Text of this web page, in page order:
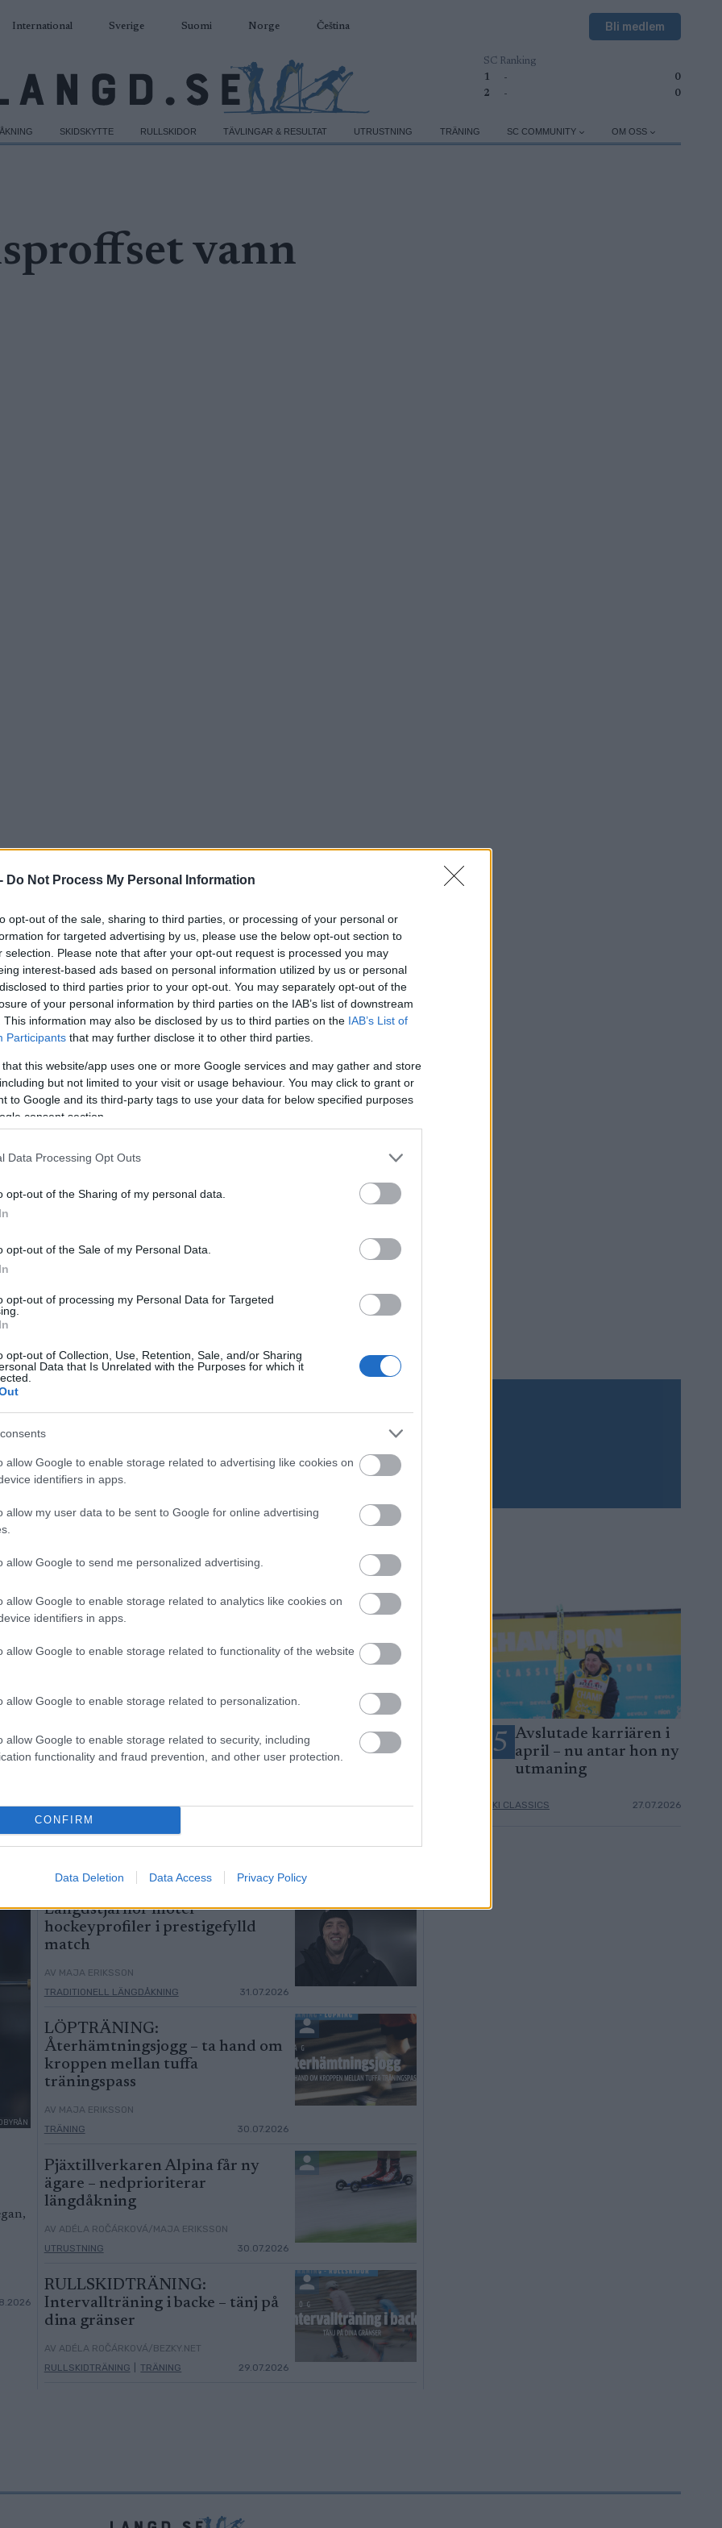
Do Not Process My Personal Information
opt-out of the sale, sharing to third parties, or processing of your personal or
for targeted advertising by us, please use the below opt-out section to
selection. Please note that after your opt-out request is processed you may
interest-based ads based on personal information utilized by us or personal
to third parties prior to your opt-out. You may separately opt-out of the
of your personal information by third parties on the IAB’s list of downstream
This information may also be disclosed by us to third parties on the IAB’s List of
Participants that may further disclose it to other third parties.
that this website/app uses one or more Google services and may gather and store
but not limited to your visit or usage behaviour. You may click to grant or
to Google and its third-party tags to use your data for below specified purposes
consent section.
Data Processing Opt Outs
opt-out of the Sharing of my personal data.
opt-out of the Sale of my Personal Data.
opt-out of processing my Personal Data for Targeted
opt-out of Collection, Use, Retention, Sale, and/or Sharing
Data that Is Unrelated with the Purposes for which it
allow Google to enable storage related to advertising like cookies on
identifiers in apps.
allow my user data to be sent to Google for online advertising
allow Google to send me personalized advertising.
allow Google to enable storage related to analytics like cookies on
identifiers in apps.
allow Google to enable storage related to functionality of the website
allow Google to enable storage related to personalization.
allow Google to enable storage related to security, including
functionality and fraud prevention, and other user protection.
CONFIRM
Data Deletion Data Access Privacy Policy
International Sverige Suomi Norge Čeština Bli medlem
SC Ranking
1
-
0
2
- 0
SKIDSKYTTE RULLSKIDOR TÄVLINGAR & RESULTAT UTRUSTNING TRÄNING SC COMMUNITY OM OSS
vann
för en kämpainsats i de utmanande förhållandena
den 25:e februari i blöta förhållanden.
ut med att delar av Vasaloppsspåret var avstängt på
dock genomföras trots att det var blött på sina ställen.
upprepa sig?
precis som Vasaloppet 30. Men genom att runda
Kristian Ek med en måltid av 2:06:14. Ek var
spelade bland annat för GIF Sundsvall. Efter
där han har flera framskjutna placeringar.
snabbast med tiden 2:24:37.
01.07.2026
3 Direkt från OS till
seger i Skinnarloppet
| SKI CLASSICS 15.02.2026
4
Klar för Northugs
team – efter
SKI CLASSICS
5 Avslutade karriären i
april – nu antar hon ny
utmaning
SKI CLASSICS 27.07.2026
Längdstjärnor möter
hockeyprofiler i prestigefylld
match
AV MAJA ERIKSSON
TRADITIONELL LÄNGDÅKNING
31.07.2026
LÖPTRÄNING:
Återhämtningsjogg – ta hand om
kroppen mellan tuffa
träningspass
AV MAJA ERIKSSON
TRÄNING
30.07.2026
Pjäxtillverkaren Alpina får ny
ägare – nedprioriterar
längdåkning
AV ADÉLA ROČÁRKOVÁ/MAJA ERIKSSON
UTRUSTNING
30.07.2026
RULLSKIDTRÄNING:
Intervallträning i backe – tänj på
dina gränser
AV ADÉLA ROČÁRKOVÁ/BEZKY.NET
RULLSKIDTRÄNING
TRÄNING 29.07.2026